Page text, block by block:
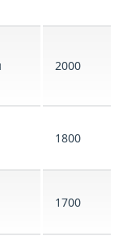
2000
1800
1700